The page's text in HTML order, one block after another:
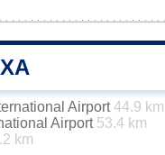
Airport44.9 km
Airport 53.4 km
km